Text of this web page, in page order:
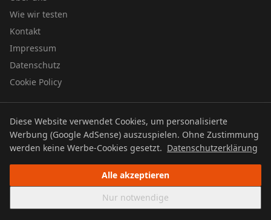
Wie wir testen
Kontakt
Impressum
Datenschutz
Cookie Policy
© 2026 UTBOERG TV
DatenschutzImpressumCookie Policy
Diese Website verwendet Cookies, um personalisierte
Werbung (Google AdSense) auszuspielen. Ohne Zustimmung
werden keine Werbe-Cookies gesetzt. Datenschutzerklärung
Alle akzeptieren
Nur notwendige